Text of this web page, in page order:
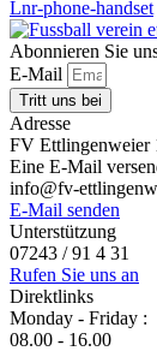
Lnr-phone-handset
Abonnieren Sie
E-Mail
Tritt uns bei
Adresse
FV Ettlingenweier
Eine E-Mail
info@fv-
E-Mail senden
Unterstützung
07243 / 91 4 31
Rufen Sie uns an
Direktlinks
Monday - Friday :
08.00 - 16.00